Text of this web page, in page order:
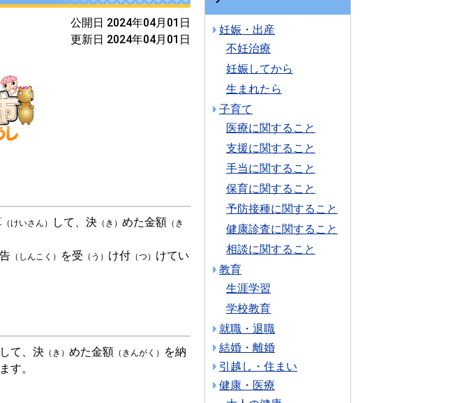
公開日 2024年04月01日
更新日 2024年04月01日
（けいさん） して、決 （き） めた金額 （き
（しんこく） を受 （う） け付 （つ） けてい
して、決 （き） めた金額 （きんがく） を納
す。
妊娠・出産
不妊治療
妊娠してから
生まれたら
子育て
医療に関すること
支援に関すること
手当に関すること
保育に関すること
予防接種に関すること
健康診査に関すること
相談に関すること
教育
生涯学習
学校教育
就職・退職
結婚・離婚
引越し・住まい
健康・医療